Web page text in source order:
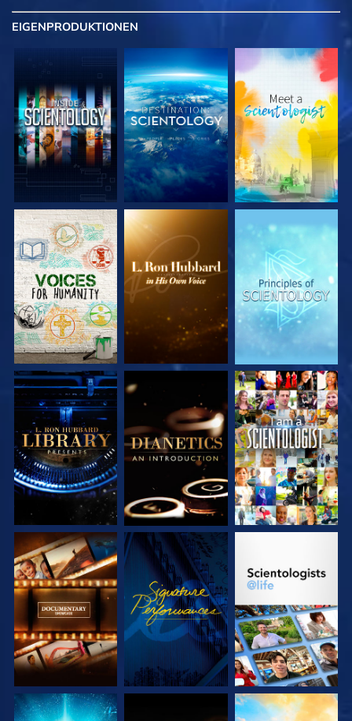
EIGENPRODUKTIONEN
SERIE
ENTDECKEN
SERIE
ENTDECKEN
SERIE
ENTDECKEN
SERIE
ENTDECKEN
ENTDECKEN
ANSEHEN
SERIE
ENTDECKEN
ANSEHEN
SERIE